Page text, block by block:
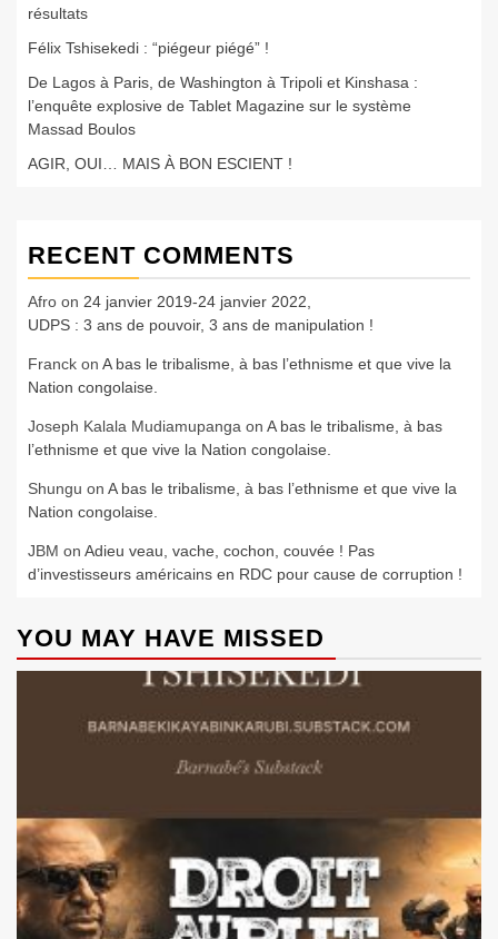
résultats
Félix Tshisekedi : “piégeur piégé” !
De Lagos à Paris, de Washington à Tripoli et Kinshasa :
l’enquête explosive de Tablet Magazine sur le système
Massad Boulos
AGIR, OUI… MAIS À BON ESCIENT !
RECENT COMMENTS
Afro on 24 janvier 2019-24 janvier 2022,
UDPS : 3 ans de pouvoir, 3 ans de manipulation !
Franck on A bas le tribalisme, à bas l’ethnisme et que vive la
Nation congolaise.
Joseph Kalala Mudiamupanga on A bas le tribalisme, à bas
l’ethnisme et que vive la Nation congolaise.
Shungu on A bas le tribalisme, à bas l’ethnisme et que vive la
Nation congolaise.
JBM on Adieu veau, vache, cochon, couvée ! Pas
d’investisseurs américains en RDC pour cause de corruption !
YOU MAY HAVE MISSED